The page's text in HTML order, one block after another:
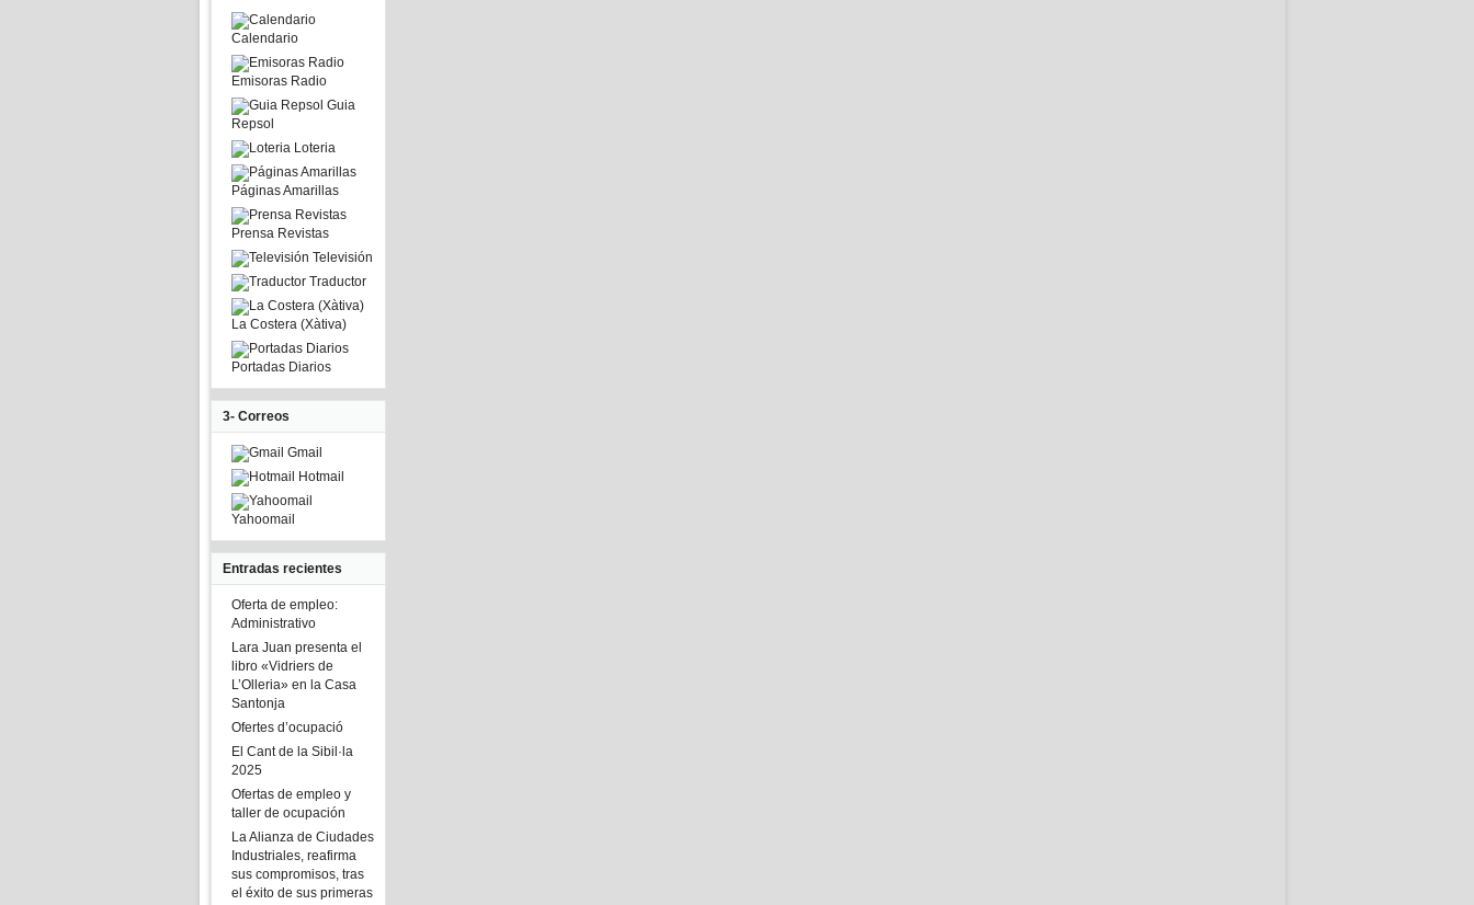
Calendario
Emisoras Radio
Guia
Repsol
Loteria
Páginas Amarillas
Prensa Revistas
Televisión
Traductor
La Costera (Xàtiva)
Portadas Diarios
3- Correos
Gmail
Hotmail
Yahoomail
Entradas recientes
Oferta de empleo:
Administrativo
Lara Juan presenta el
libro «Vidriers de
L’Olleria» en la Casa
Santonja
Ofertes d’ocupació
El Cant de la Sibil·la
2025
Ofertas de empleo y
taller de ocupación
La Alianza de Ciudades
Industriales, reafirma
sus compromisos, tras
el éxito de sus primeras